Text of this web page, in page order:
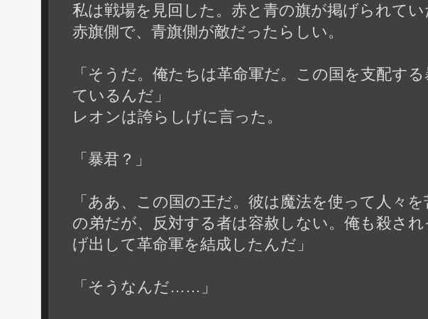
私は戦場を見回した。赤と青の旗が掲げられて
赤旗側で、青旗側が敵だったらしい。
「そうだ。俺たちは革命軍だ。この国を支配す
ているんだ」
レオンは誇らしげに言った。
「暴君？」
「ああ、この国の王だ。彼は魔法を使って人々
の弟だが、反対する者は容赦しない。俺も殺さ
げ出して革命軍を結成したんだ」
「そうなんだ……」